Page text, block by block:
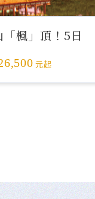
「楓」頂！5日
元起